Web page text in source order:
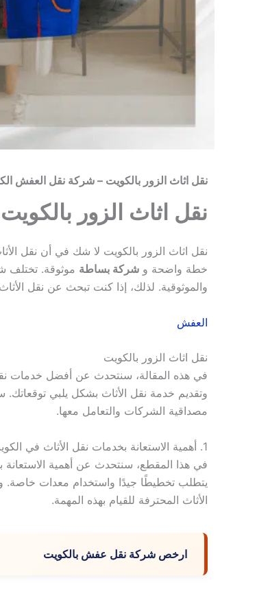
نقل اثاث الزور بالكويت – شركة نقل العفش
نقل اثاث الزور
نقل اثاث الزور بالكويت لا شك في أن نقل
خطة واضحة و شركة بساطة موثوقة. تختلف
والموثوقية. لذلك، إذا كنت تبحث عن نقل
العفش
نقل اثاث الزور بالكويت
في هذه المقالة، سنتحدث عن أفضل خدمات نقل
وتقديم خدمة نقل الأثاث بشكل يلبي
مصداقية الشركات والتعامل معها.
1. أهمية الاستعانة بخدمات نقل الأثاث في الكويت
في هذا المقطع، سنتحدث عن أهمية
يتطلب تخطيطًا جيدًا واستخدام معدات
الأثاث المحترفة للقيام بهذه المهمة.
ارخص شركة نقل عفش بالكويت